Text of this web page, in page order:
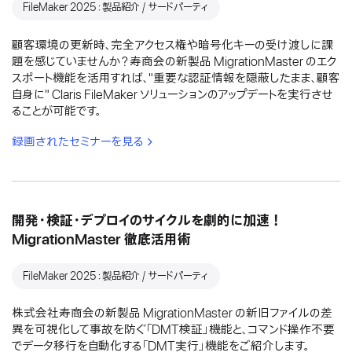
FileMaker 2025：製品紹介 / サードパーティ
顧客環境の更新時、完全アクセス権や暗号化キーの受け渡しに課
題を感じていませんか？寿商会の新製品 MigrationMaster のエク
スポート機能を活用すれば、"重要な認証情報を隠蔽したまま、顧客
自身に" Claris FileMaker ソリューションのアップデートを実行させ
ることが可能です。
録画されたセミナーを見る
開発・検証・デプロイのサイクルを劇的に加速！
MigrationMaster 徹底活用術
FileMaker 2025：製品紹介 / サードパーティ
株式会社寿商会の新製品 MigrationMaster の新旧ファイルの差
異を可視化して事故を防ぐ「DMT検証」機能と、コマンド操作不要
でデータ移行を自動化する「DMT実行」機能をご紹介します。